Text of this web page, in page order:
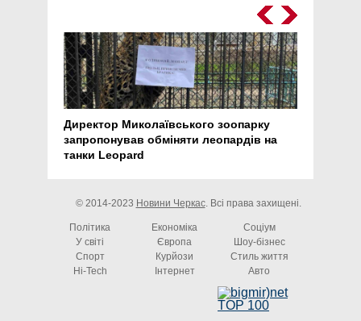
Директор Миколаївського зоопарку
запропонував обміняти леопардів на
танки Leopard
© 2014-2023 Новини Черкас. Всі права захищені.
Політика Економіка
Соціум
У світі
Європа
Шоу-бізнес
Спорт
Курйози
Стиль життя
Hi-Tech
Інтернет Авто